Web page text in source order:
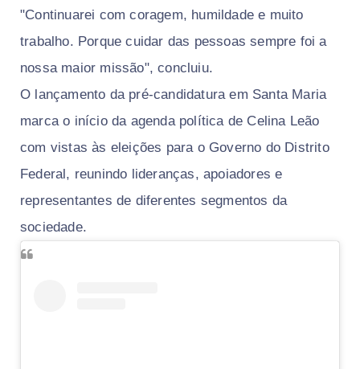
"Continuarei com coragem, humildade e muito
trabalho. Porque cuidar das pessoas sempre foi a
nossa maior missão", concluiu.
O lançamento da pré-candidatura em Santa Maria
marca o início da agenda política de Celina Leão
com vistas às eleições para o Governo do Distrito
Federal, reunindo lideranças, apoiadores e
representantes de diferentes segmentos da
sociedade.